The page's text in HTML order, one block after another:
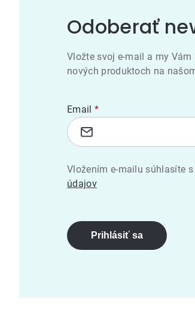
Odoberať
Vložte svoj e-mail a my
nových produktoch na
Email
Vložením e-mailu súhlasíte s
údajov
Prihlásiť sa